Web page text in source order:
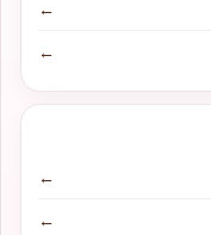
←
←
←
←